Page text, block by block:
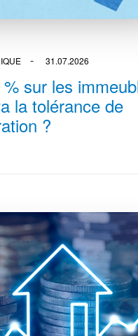
31.07.2026
sur les
la tolérance de
?